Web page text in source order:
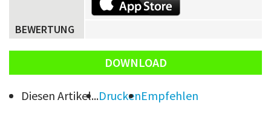
BEWERTUNG
DOWNLOAD
Diesen Artikel...DruckenEmpfehlen